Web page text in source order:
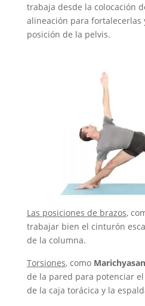
trabaja desde la colocación
alineación para
posición de la pelvis.
Las posiciones de brazos,
trabajar bien el cinturón
de la columna.
Torsiones, como
de la pared para potenciar
de la caja torácica y la